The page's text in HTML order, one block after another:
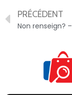
PRÉCÉDENT